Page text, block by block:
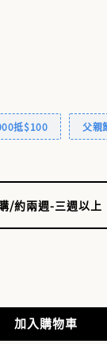
抵$100 父親
/約兩週-三週以上
加入購物車